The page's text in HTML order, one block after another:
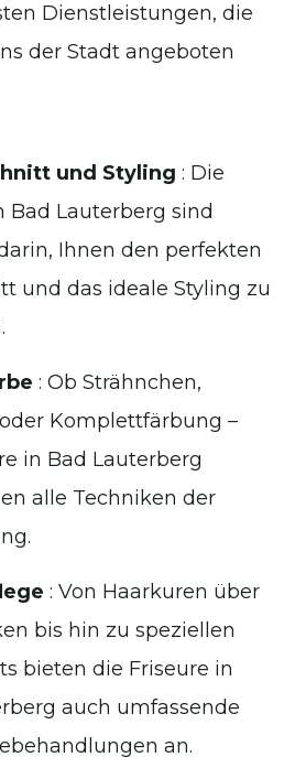
Dienstleistungen, die
der Stadt angeboten
und Styling : Die
Bad Lauterberg sind
Ihnen den perfekten
und das ideale Styling zu
: Ob Strähnchen,
Komplettfärbung –
in Bad Lauterberg
alle Techniken der
: Von Haarkuren über
bis hin zu speziellen
bieten die Friseure in
auch umfassende
an.